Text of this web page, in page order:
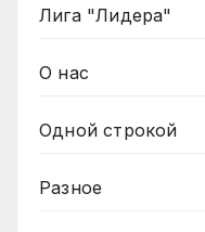
Лига "Лидера"
О нас
Одной строкой
Разное